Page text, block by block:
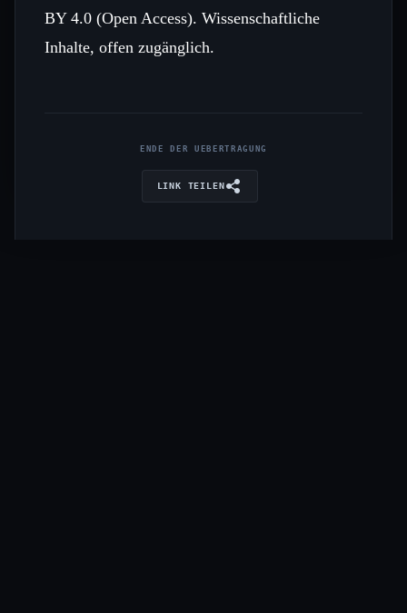
BY 4.0 (Open Access). Wissenschaftliche
Inhalte, offen zugänglich.
ENDE DER UEBERTRAGUNG
LINK TEILEN